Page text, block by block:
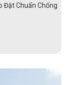
Đặt Chuẩn Chống